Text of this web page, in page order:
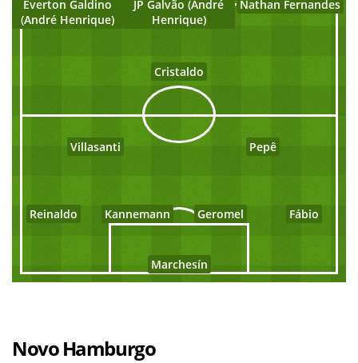
Everton Galdino
(André Henrique)
JP Galvão (André
Henrique)
Nathan Fernandes
Cristaldo
Villasanti Pepê
Reinaldo Kannemann Geromel Fábio
Marchesín
Novo Hamburgo